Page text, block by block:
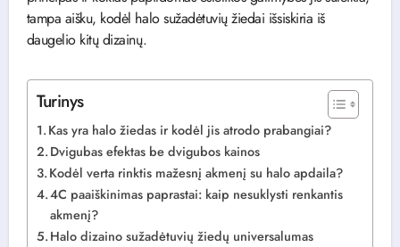
tampa aišku, kodėl halo sužadėtuvių žiedai išsiskiria iš
daugelio kitų dizainų.
Turinys
Kas yra halo žiedas ir kodėl jis atrodo prabangiai?
Dvigubas efektas be dvigubos kainos
Kodėl verta rinktis mažesnį akmenį su halo apdaila?
4C paaiškinimas paprastai: kaip nesuklysti renkantis
akmenį?
Halo dizaino sužadėtuvių žiedų universalumas